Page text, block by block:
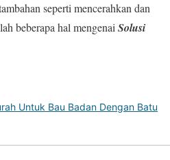
seperti mencerahkan dan
beberapa hal mengenai Solusi
Untuk Bau Badan Dengan Batu